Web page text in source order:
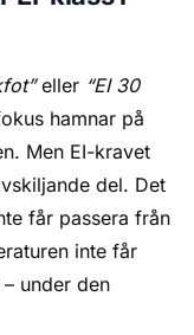
eller “EI 30
hamnar på
Men EI-kravet
del. Det
får passera från
inte får
under den